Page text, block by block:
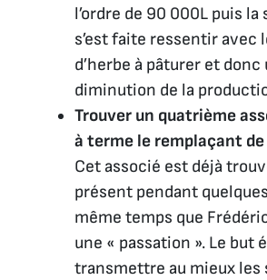
l’ordre de 90 000L puis la
s’est faite ressentir avec
d’herbe à pâturer et donc
diminution de la
Trouver un quatrième
à terme le remplaçant
Cet associé est déjà
présent pendant
même temps que
une « passation ». Le but
transmettre au mieux les